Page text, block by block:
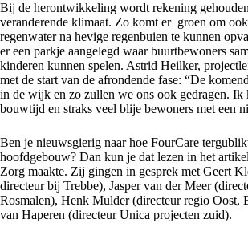
Bij de herontwikkeling wordt rekening
veranderende klimaat. Zo komt er groen om
regenwater na hevige regenbuien te kunnen
er een parkje aangelegd waar buurtbewoners
kinderen kunnen spelen. Astrid Heilker,
met de start van de afrondende fase: “De
in de wijk en zo zullen we ons ook gedragen.
bouwtijd en straks veel blije bewoners met een
Ben je nieuwsgierig naar hoe FourCare
hoofdgebouw? Dan kun je dat lezen in het
Zorg maakte. Zij gingen in gesprek met Geert
directeur bij Trebbe), Jasper van der Meer
Rosmalen), Henk Mulder (directeur regio Oost,
van Haperen (directeur Unica projecten zuid).